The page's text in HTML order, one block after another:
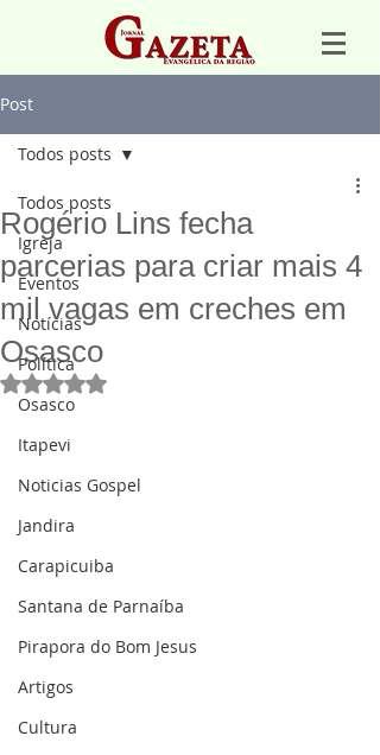
Post
Todos posts
Igreja
Eventos
Notícias
Política
Osasco
Itapevi
Noticias Gospel
Jandira
Carapicuiba
Santana de Parnaíba
Pirapora do Bom Jesus
Artigos
Cultura
Todos posts
Rogério Lins fecha
parcerias para criar mais 4
mil vagas em creches em
Osasco
Avaliado com NaN de 5 estrelas.